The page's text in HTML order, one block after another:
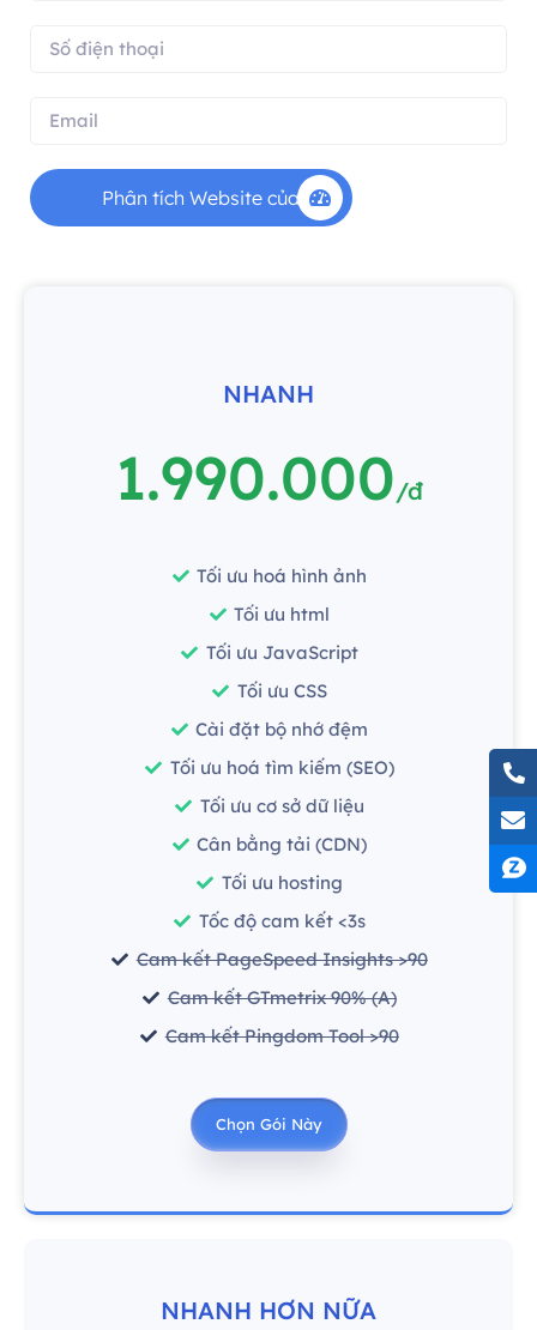
Phân tích Website của tôi
NHANH
1.990.000/đ
Tối ưu hoá hình ảnh
Tối ưu html
Tối ưu JavaScript
Tối ưu CSS
Cài đặt bộ nhớ đệm
Tối ưu hoá tìm kiếm (SEO)
Tối ưu cơ sở dữ liệu
Cân bằng tải (CDN)
Tối ưu hosting
Tốc độ cam kết <3s
Cam kết PageSpeed Insights >90
Cam kết GTmetrix 90% (A)
Cam kết Pingdom Tool >90
Chọn Gói Này
NHANH HƠN NỮA